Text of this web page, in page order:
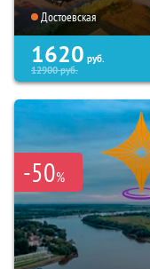
Достоевская
1620 руб.
12900руб.
-50%